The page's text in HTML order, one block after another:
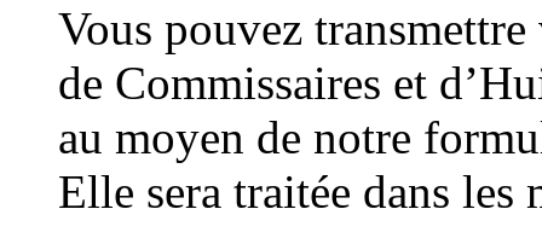
Vous pouvez
de Commissaires et
au moyen de notre
Elle sera traitée dans les